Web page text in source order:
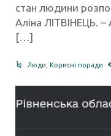
стан людини
Аліна ЛІТВІНЕЦЬ. –
[…]
Люди ,Корисні поради